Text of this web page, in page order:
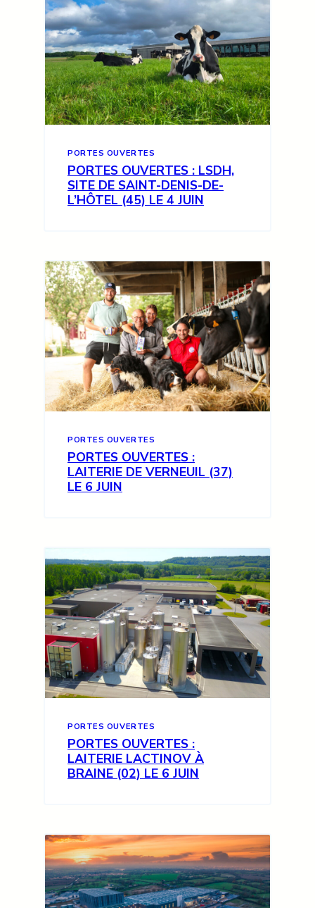
PORTES OUVERTES
PORTES OUVERTES : LSDH,
SITE DE SAINT-DENIS-DE-
L’HÔTEL (45) LE 4 JUIN
PORTES OUVERTES
PORTES OUVERTES :
LAITERIE DE VERNEUIL (37)
LE 6 JUIN
PORTES OUVERTES
PORTES OUVERTES :
LAITERIE LACTINOV À
BRAINE (02) LE 6 JUIN